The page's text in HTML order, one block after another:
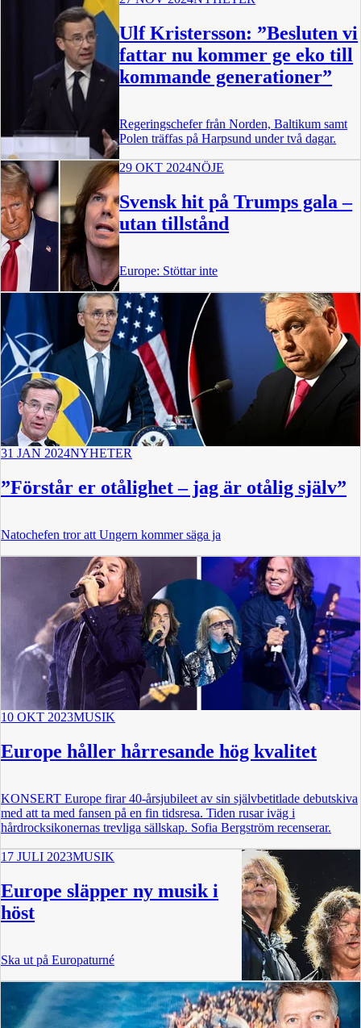
0:59
Ulf Kristersson: ”Besluten vi
fattar nu kommer ge eko till
kommande generationer”
Regeringschefer från Norden, Baltikum samt
Polen träffas på Harpsund under två dagar.
29 OKT 2024NÖJE
Svensk hit på Trumps gala –
utan tillstånd
Europe: Stöttar inte
31 JAN 2024NYHETER
”Förstår er otålighet – jag är otålig själv”
Natochefen tror att Ungern kommer säga ja
10 OKT 2023MUSIK
Europe håller hårresande hög kvalitet
KONSERT Europe firar 40-årsjubileet av sin självbetitlade debutskiva
med att ta med fansen på en fin tidsresa. Tiden rusar iväg i
hårdrocksikonernas trevliga sällskap. Sofia Bergström recenserar.
17 JULI 2023MUSIK
Europe släpper ny musik i
höst
Ska ut på Europaturné